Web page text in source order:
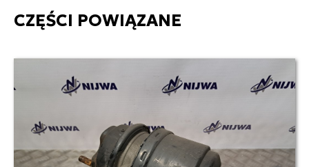
CZĘŚCI POWIĄZANE